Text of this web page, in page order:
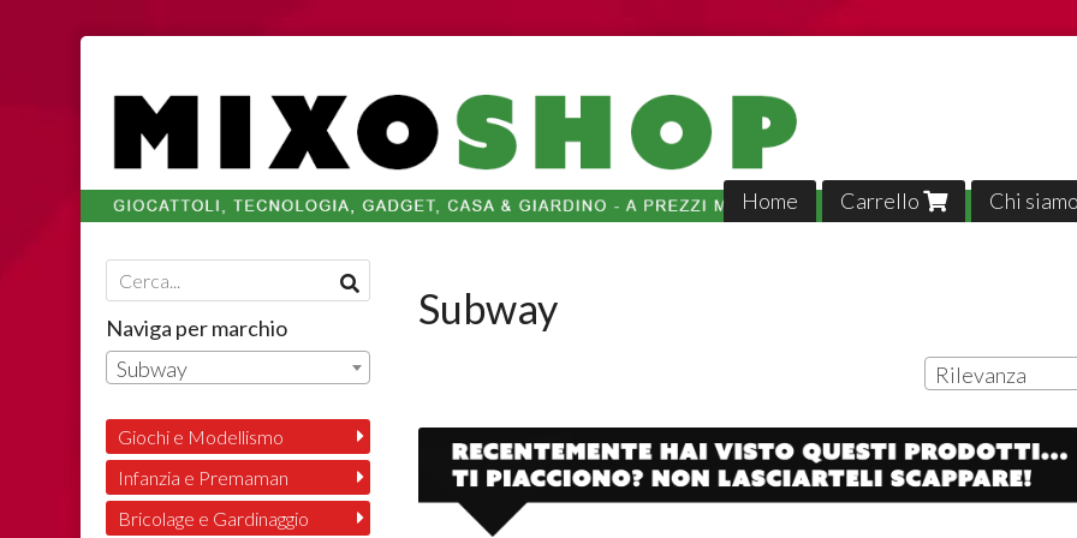
Home Carrello Chi siamo
Subway
Rilevanza
Naviga per marchio
Subway
Giochi e Modellismo
Infanzia e Premaman
Bricolage e Gardinaggio
Tutto
veloci,,
02-04-